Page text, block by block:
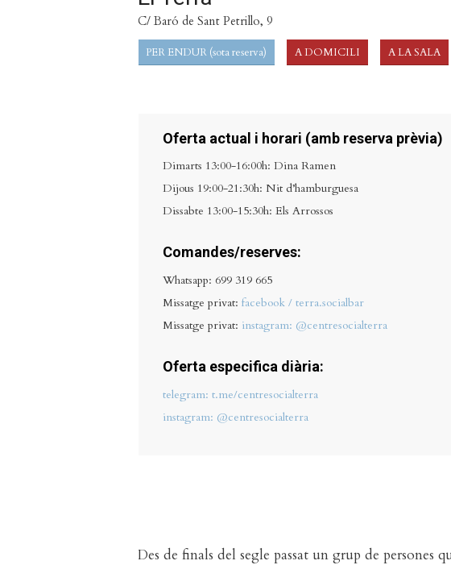
C/ Baró de Sant Petrillo, 9
PER ENDUR (sota reserva) A DOMICILI A LA SALA
Oferta actual i horari (amb reserva prèvia)
Dimarts 13:00-16:00h: Dina Ramen
Dijous 19:00-21:30h: Nit d’hamburguesa
Dissabte 13:00-15:30h: Els Arrossos
Comandes/reserves:
Whatsapp: 699 319 665
Missatge privat: facebook / terra.socialbar
Missatge privat: instagram: @centresocialterra
Oferta especifica diària:
telegram: t.me/centresocialterra
instagram: @centresocialterra
Des de finals del segle passat un grup de persones